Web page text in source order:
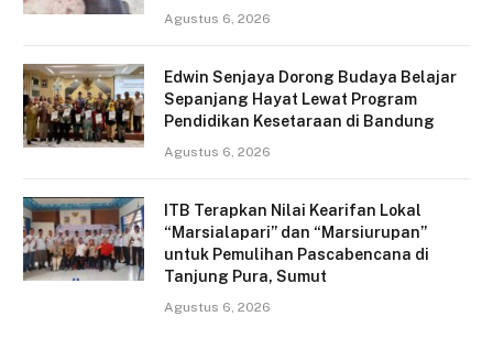
Agustus 6, 2026
Edwin Senjaya Dorong Budaya Belajar
Sepanjang Hayat Lewat Program
Pendidikan Kesetaraan di Bandung
Agustus 6, 2026
ITB Terapkan Nilai Kearifan Lokal
“Marsialapari” dan “Marsiurupan”
untuk Pemulihan Pascabencana di
Tanjung Pura, Sumut
Agustus 6, 2026